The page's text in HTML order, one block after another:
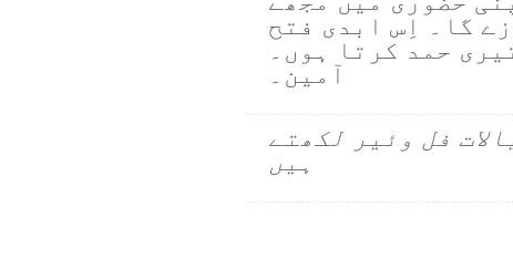
گا۔ اِس ابدی فتح
حمد کرتا ہوں۔
آمین۔
فل وئیر لکھتے
ہیں